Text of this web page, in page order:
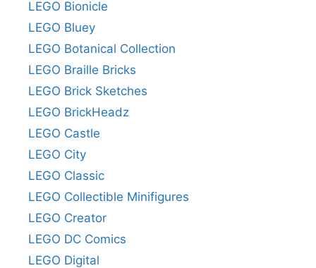
LEGO Bionicle
LEGO Bluey
LEGO Botanical Collection
LEGO Braille Bricks
LEGO Brick Sketches
LEGO BrickHeadz
LEGO Castle
LEGO City
LEGO Classic
LEGO Collectible Minifigures
LEGO Creator
LEGO DC Comics
LEGO Digital